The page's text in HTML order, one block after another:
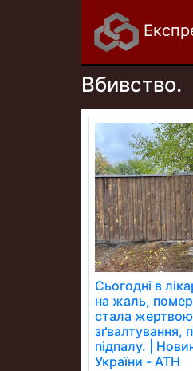
Вбивство.
Сьогодні в
на жаль,
стала
зґвалтування,
підпалу. |
України - АТН